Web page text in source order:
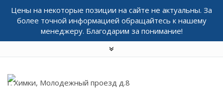
Цены на некоторые позиции на сайте не актуальны. За
более точной информацией обращайтесь к нашему
менеджеру. Благодарим за понимание!
г. Химки, Молодежный проезд д.8